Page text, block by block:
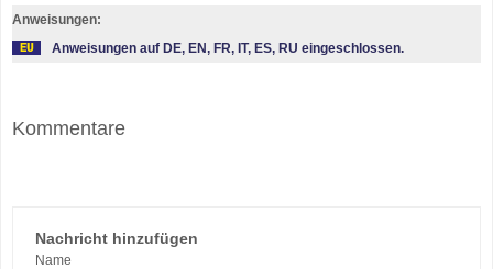
Anweisungen:
Anweisungen auf DE, EN, FR, IT, ES, RU eingeschlossen.
Kommentare
Nachricht hinzufügen
Name